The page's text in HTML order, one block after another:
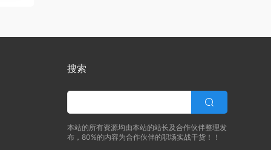
搜索
本站的所有资源均由本站的站长及合作伙伴整理发
布，80%的内容为合作伙伴的职场实战干货！！